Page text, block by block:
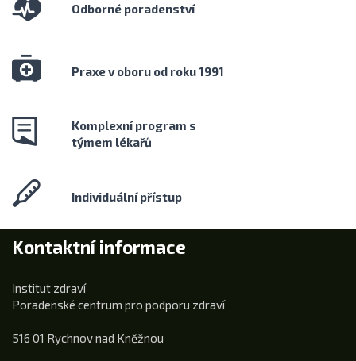
Odborné poradenství
Praxe v oboru od roku 1991
Komplexní program s
týmem lékařů
Individuální přístup
Kontaktní informace
Institut zdraví
Poradenské centrum pro podporu zdraví
516 01 Rychnov nad Kněžnou